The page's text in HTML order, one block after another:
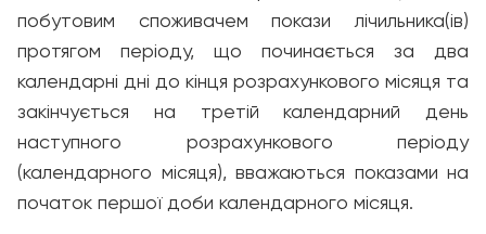
побутовим споживачем покази лічильника(ів)
протягом періоду, що починається за два
календарні дні до кінця розрахункового місяця та
закінчується на третій календарний день
наступного розрахункового періоду
(календарного місяця), вважаються показами на
початок першої доби календарного місяця.